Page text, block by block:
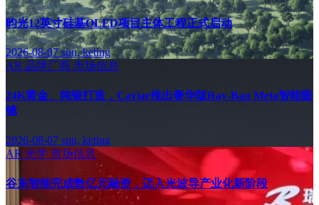
昀光12英寸硅基OLED项目主体工程正式启动
2026-08-07sun, keting
AR 品牌厂商 市场信息
24K黄金、纯银打造，Caviar推出奢华版Ray-Ban Meta智能眼
镜
2026-08-07 sun, keting
AR 光学 市场信息
谷东智能完成数亿元融资，迈入光波导产业化新阶段